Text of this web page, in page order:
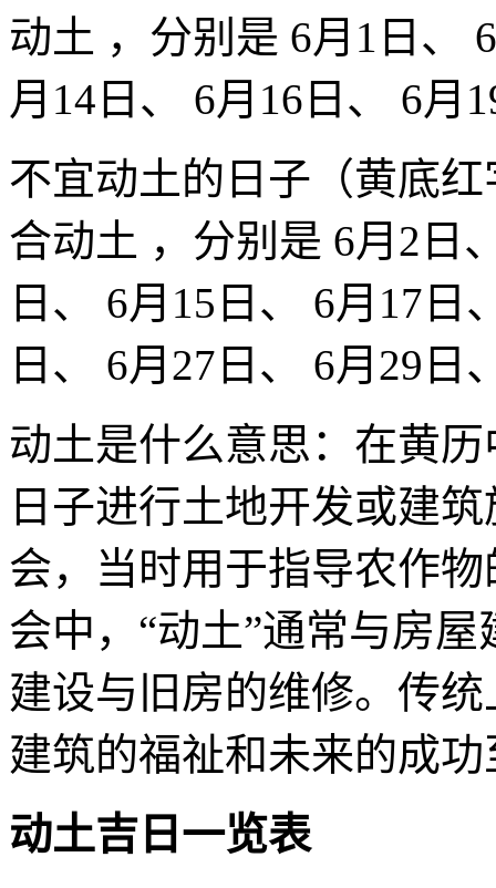
动土 ，分别是 6月1日、
月14日、 6月16日、 6月
不宜动土的日子（黄底红
合动土 ，分别是 6月2日
日、 6月15日、 6月17日
日、 6月27日、 6月29日
动土是什么意思：在黄
日子进行土地开发或建
会，当时用于指导农作
会中，“动土”通常与房
建设与旧房的维修。传
建筑的福祉和未来的成
动土吉日一览表